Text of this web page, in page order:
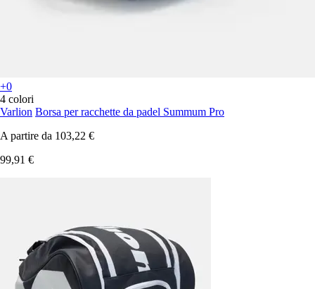
+0
4 colori
Varlion Borsa per racchette da padel Summum Pro
A partire da 103,22 €
99,91 €